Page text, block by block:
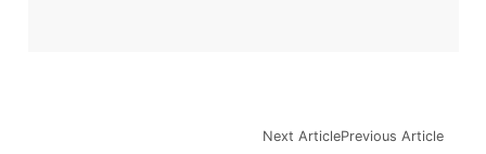
Previous Article
Next Article